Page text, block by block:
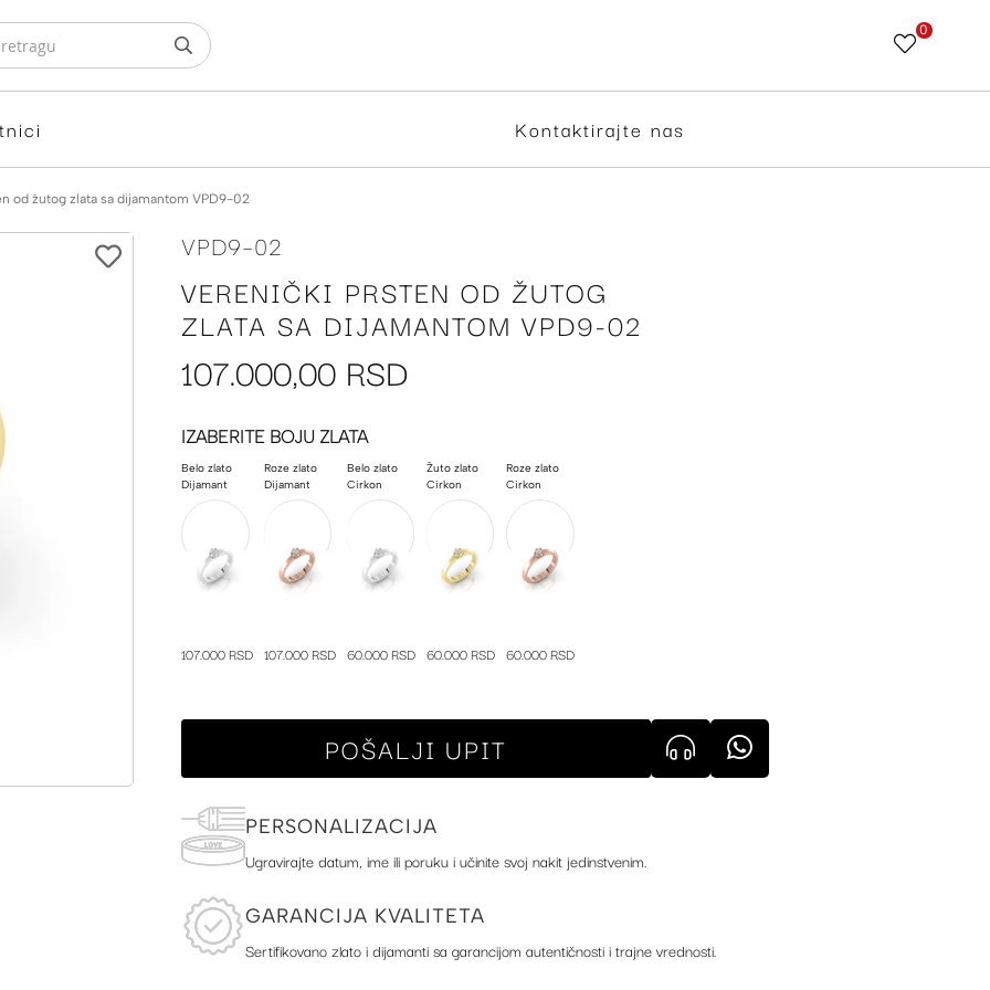
Skip
Content
0
Kontaktirajte nas
od žutog zlata sa dijamantom VPD9-02
VERENIČKI PRSTEN OD ŽUTOG
ZLATA SA DIJAMANTOM VPD9-02
VPD9-02
107.000,00 RSD
IZABERITE BOJU ZLATA
Belo zlato
Dijamant
107.000 RSD
Roze zlato
Dijamant
107.000 RSD
Belo zlato
Cirkon
60.000 RSD
Žuto zlato
Cirkon
60.000 RSD
Roze zlato
Cirkon
60.000 RSD
POŠALJI UPIT
PERSONALIZACIJA
Ugravirajte datum, ime ili poruku i učinite svoj nakit jedinstvenim.
GARANCIJA KVALITETA
Sertifikovano zlato i dijamanti sa garancijom autentičnosti i trajne vrednosti.